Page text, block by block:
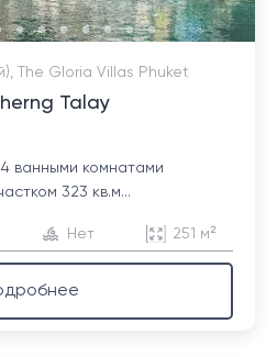
The Gloria Villas Phuket
Talay
ванными комнатами
323 кв.м...
Нет 251 м²